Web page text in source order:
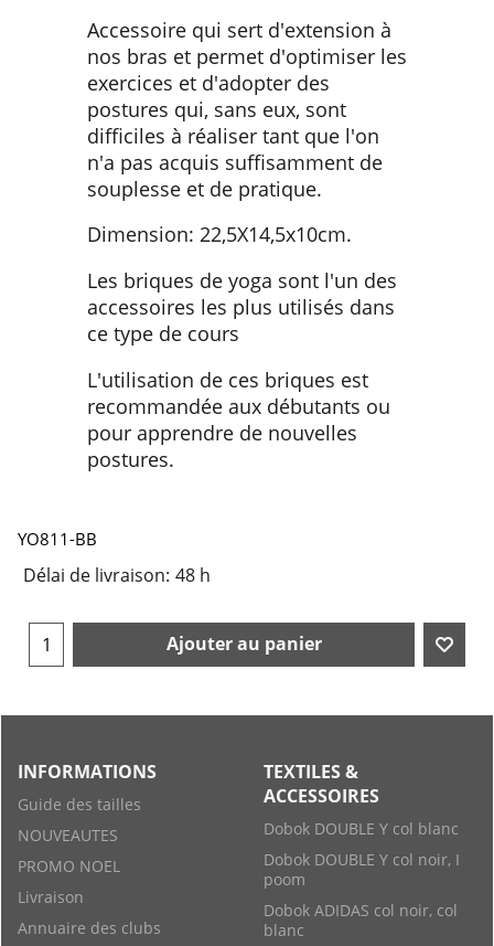
Accessoire qui sert d'extension à
nos bras et permet d'optimiser les
exercices et d'adopter des
postures qui, sans eux, sont
difficiles à réaliser tant que l'on
n'a pas acquis suffisamment de
souplesse et de pratique.
Dimension: 22,5X14,5x10cm.
Les briques de yoga sont l'un des
accessoires les plus utilisés dans
ce type de cours
L'utilisation de ces briques est
recommandée aux débutants ou
pour apprendre de nouvelles
postures.
YO811-BB
Délai de livraison: 48 h
Ajouter au panier
INFORMATIONS
Guide des tailles
NOUVEAUTES
PROMO NOEL
Livraison
Annuaire des clubs
TEXTILES &
ACCESSOIRES
Dobok DOUBLE Y col blanc
Dobok DOUBLE Y col noir, I
poom
Dobok ADIDAS col noir, col
blanc